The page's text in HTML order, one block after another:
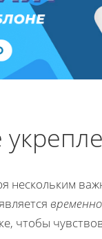
нескольким
чтобы